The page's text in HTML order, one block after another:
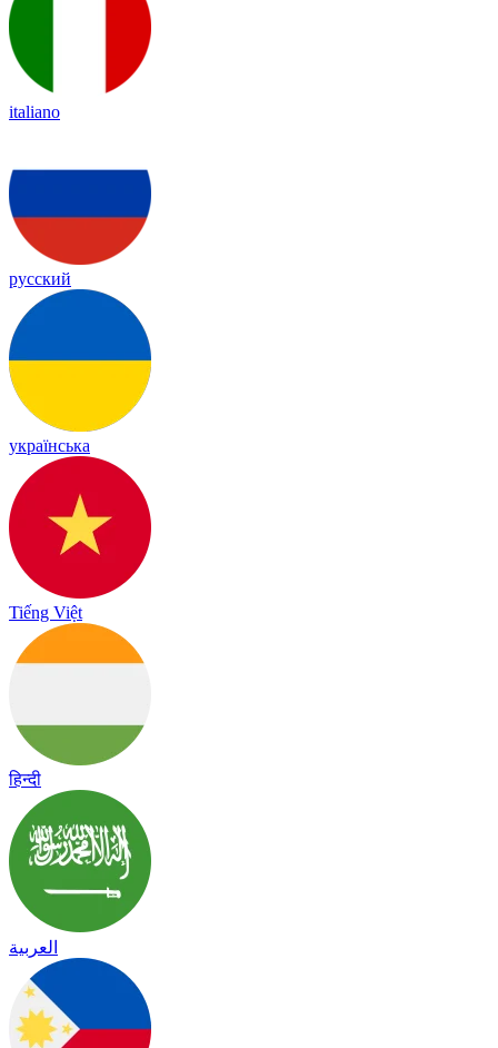
italiano
русский
українська
Tiếng Việt
हिन्दी
العربية